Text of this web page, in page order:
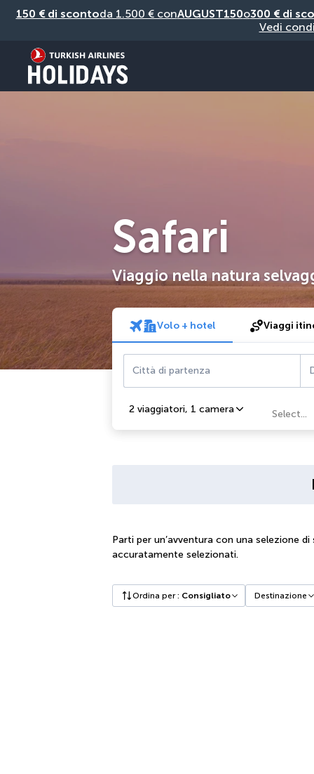
150 € di scontoda 1.500 € conAUGUST150o300 € di
Vedi
Safari
Viaggio nella natura
Volo + hotel Viaggi
Città di partenza
2 viaggiatori, 1 camera Select...
Parti per un’avventura con una selezione
accuratamente selezionati.
Ordina per: Consigliato Destinazione